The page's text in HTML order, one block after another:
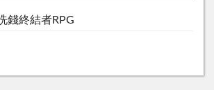
錢終結者RPG